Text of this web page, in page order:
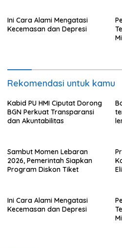
Ini Cara Alami Mengatasi
Kecemasan dan Depresi
Rekomendasi untuk kamu
Kabid PU HMI Ciputat Dorong
BGN Perkuat Transparansi
dan Akuntabilitas
Sambut Momen Lebaran
2026, Pemerintah Siapkan
Program Diskon Tiket
Ini Cara Alami Mengatasi
Kecemasan dan Depresi